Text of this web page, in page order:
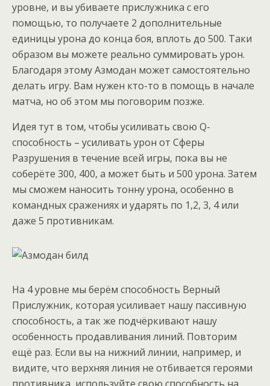
уровне, и вы убиваете прислужника с его
помощью, то получаете 2 дополнительные
единицы урона до конца боя, вплоть до 500. Таки
образом вы можете реально суммировать урон.
Благодаря этому Азмодан может самостоятельно
делать игру. Вам нужен кто-то в помощь в начале
матча, но об этом мы поговорим позже.
Идея тут в том, чтобы усиливать свою Q-
способность – усиливать урон от Сферы
Разрушения в течение всей игры, пока вы не
соберёте 300, 400, а может быть и 500 урона. Затем
мы сможем наносить тонну урона, особенно в
командных сражениях и ударять по 1,2, 3, 4 или
даже 5 противникам.
На 4 уровне мы берём способность Верный
Прислужник, которая усиливает нашу пассивную
способность, а так же подчёркивают нашу
особенность продавливания линий. Повторим
ещё раз. Если вы на нижний линии, например, и
видите, что верхняя линия не отбивается героями